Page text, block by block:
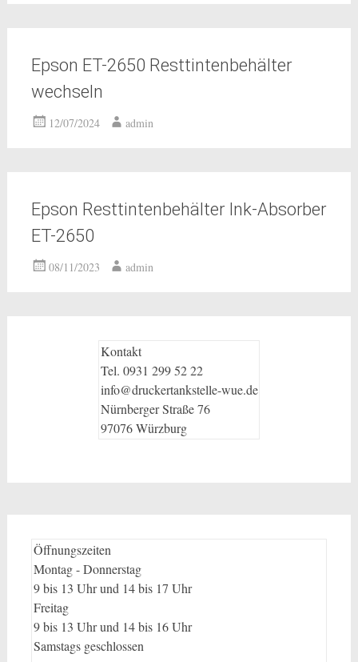
Epson ET-2650 Resttintenbehälter
wechseln
12/07/2024 admin
Epson Resttintenbehälter Ink-Absorber
ET-2650
08/11/2023 admin
Kontakt
Tel. 0931 299 52 22
info@druckertankstelle-wue.de
Nürnberger Straße 76
97076 Würzburg
Öffnungszeiten
Montag - Donnerstag
9 bis 13 Uhr und 14 bis 17 Uhr
Freitag
9 bis 13 Uhr und 14 bis 16 Uhr
Samstags geschlossen